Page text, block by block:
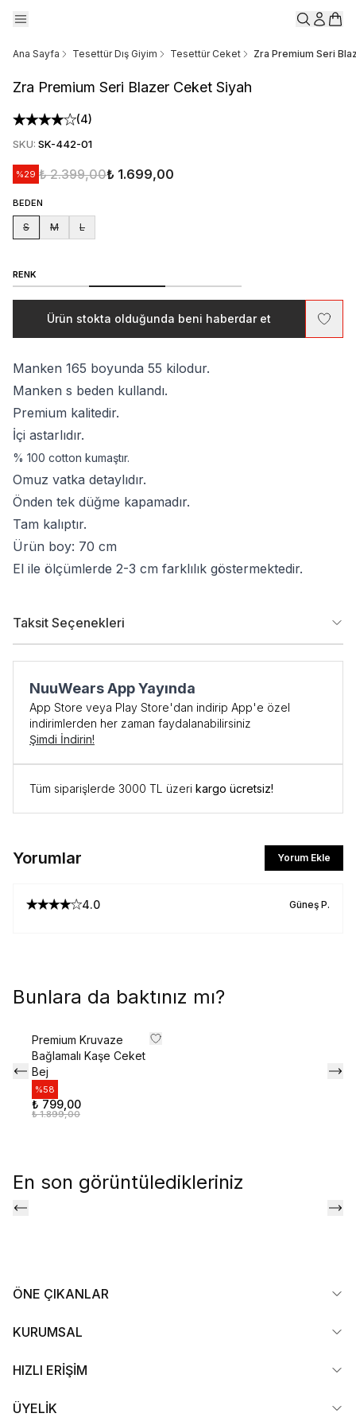
Ana Sayfa Tesettür Dış Giyim Tesettür Ceket Zra Premium Seri
Zra Premium Seri Blazer Ceket Siyah
(4)
SKU: SK-442-01
%29 ₺ 2.399,00₺ 1.699,00
BEDEN
S M L
RENK
Ürün stokta olduğunda beni haberdar et
Manken 165 boyunda 55 kilodur.
Manken s beden kullandı.
Premium kalitedir.
İçi astarlıdır.
% 100 cotton kumaştır.
Omuz vatka detaylıdır.
Önden tek düğme kapamadır.
Tam kalıptır.
Ürün boy: 70 cm
El ile ölçümlerde 2-3 cm farklılık göstermektedir.
Taksit Seçenekleri
NuuWears App Yayında
App Store veya Play Store'dan indirip App'e özel
indirimlerden her zaman faydalanabilirsiniz
Şimdi İndirin!
Tüm siparişlerde 3000 TL üzeri kargo ücretsiz!
Yorumlar Yorum Ekle
4.0 Güneş P.
Bunlara da baktınız mı?
Premium Kruvaze
Bağlamalı Kaşe Ceket
Bej
%58
₺ 799,00
₺ 1.899,00
En son görüntüledikleriniz
ÖNE ÇIKANLAR
KURUMSAL
HIZLI ERİŞİM
ÜYELİK